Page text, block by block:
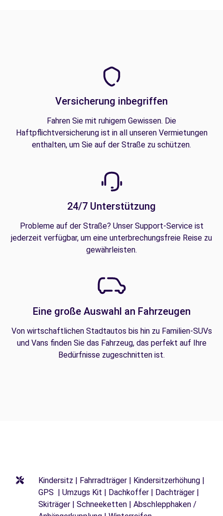
Versicherung inbegriffen
Fahren Sie mit ruhigem Gewissen. Die
Haftpflichtversicherung ist in all unseren Vermietungen
enthalten, um Sie auf der Straße zu schützen.
24/7 Unterstützung
Probleme auf der Straße? Unser Support-Service ist
jederzeit verfügbar, um eine unterbrechungsfreie Reise zu
gewährleisten.
Eine große Auswahl an Fahrzeugen
Von wirtschaftlichen Stadtautos bis hin zu Familien-SUVs
und Vans finden Sie das Fahrzeug, das perfekt auf Ihre
Bedürfnisse zugeschnitten ist.
Kindersitz | Fahrradträger | Kindersitzerhöhung |
GPS | Umzugs Kit | Dachkoffer | Dachträger |
Skiträger | Schneeketten | Abschlepphaken /